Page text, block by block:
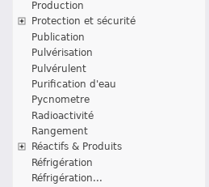
Production
Protection et sécurité
Publication
Pulvérisation
Pulvérulent
Purification d'eau
Pycnometre
Radioactivité
Rangement
Réactifs & Produits
Réfrigération
Réfrigération...